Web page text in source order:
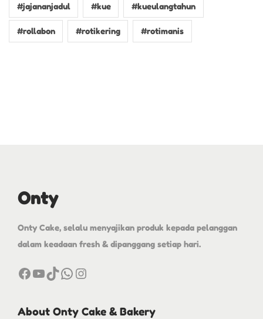
#jajananjadul #kue #kueulangtahun
#rollabon #rotikering #rotimanis
Onty
Onty Cake, selalu menyajikan produk kepada pelanggan
dalam keadaan fresh & dipanggang setiap hari.
About Onty Cake & Bakery